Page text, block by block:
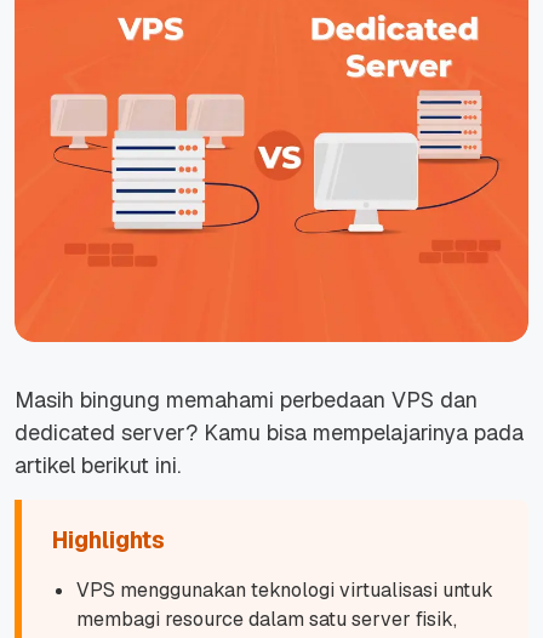
Masih bingung memahami perbedaan VPS dan
dedicated server? Kamu bisa mempelajarinya pada
artikel berikut ini.
Highlights
VPS menggunakan teknologi virtualisasi untuk
membagi resource dalam satu server fisik,